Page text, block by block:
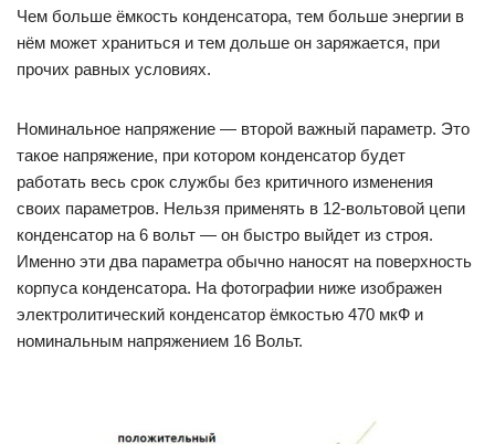
Чем больше ёмкость конденсатора, тем больше энергии в
нём может храниться и тем дольше он заряжается, при
прочих равных условиях.
Номинальное напряжение — второй важный параметр. Это
такое напряжение, при котором конденсатор будет
работать весь срок службы без критичного изменения
своих параметров. Нельзя применять в 12-вольтовой цепи
конденсатор на 6 вольт — он быстро выйдет из строя.
Именно эти два параметра обычно наносят на поверхность
корпуса конденсатора. На фотографии ниже изображен
электролитический конденсатор ёмкостью 470 мкФ и
номинальным напряжением 16 Вольт.